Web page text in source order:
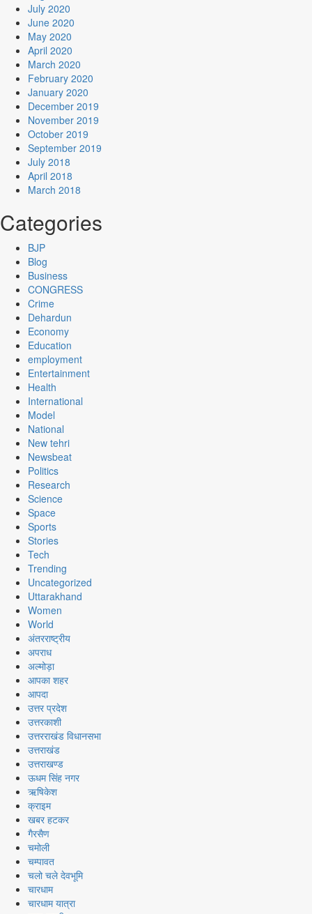
July 2020
June 2020
May 2020
April 2020
March 2020
February 2020
January 2020
December 2019
November 2019
October 2019
September 2019
July 2018
April 2018
March 2018
Categories
BJP
Blog
Business
CONGRESS
Crime
Dehardun
Economy
Education
employment
Entertainment
Health
International
Model
National
New tehri
Newsbeat
Politics
Research
Science
Space
Sports
Stories
Tech
Trending
Uncategorized
Uttarakhand
Women
World
अंतरराष्ट्रीय
अपराध
अल्मोड़ा
आपका शहर
आपदा
उत्तर प्रदेश
उत्तरकाशी
उत्तरराखंड विधानसभा
उत्तराखंड
उत्तराखण्ड
ऊधम सिंह नगर
ऋषिकेश
क्राइम
खबर हटकर
गैरसैण
चमोली
चम्पावत
चलो चले देवभूमि
चारधाम
चारधाम यात्रा